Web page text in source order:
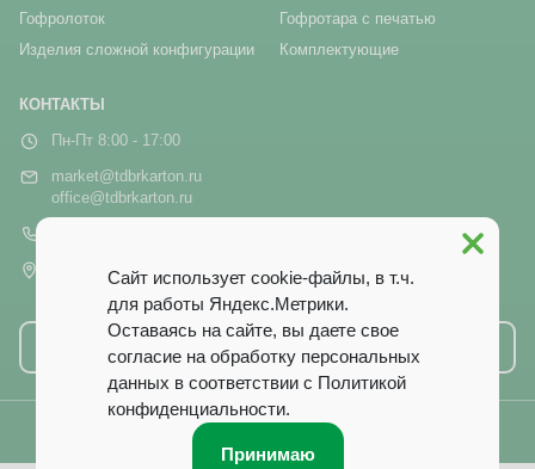
Гофролоток
Гофротара с печатью
Изделия сложной конфигурации
Комплектующие
КОНТАКТЫ
Пн-Пт 8:00 - 17:00
market@tdbrkarton.ru
office@tdbrkarton.ru
г. Брянск, рп Белые Берега,
ул. Белобережская, 1А
Написать нам
© 2014–2026 ООО ТД «Брянский Картон». Все права защищены.
Сайт использует cookie-файлы, в т.ч.
для работы Яндекс.Метрики.
Оставаясь на сайте, вы даете свое
согласие на обработку персональных
данных в соответствии с Политикой
конфиденциальности.
Принимаю